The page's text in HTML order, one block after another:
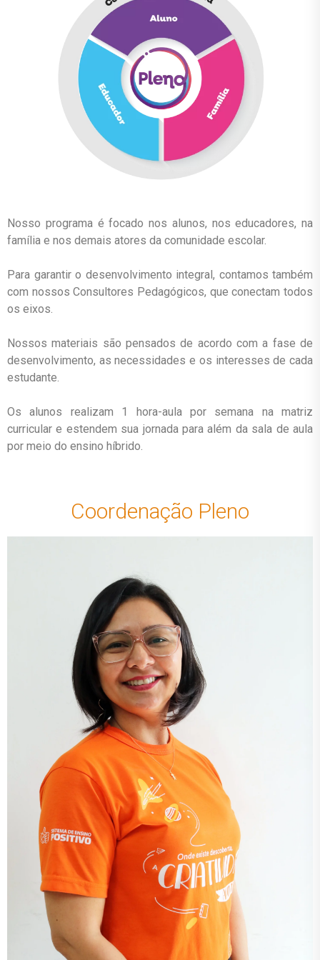
Nosso programa é focado nos alunos, nos educadores, na
família e nos demais atores da comunidade escolar.
Para garantir o desenvolvimento integral, contamos também
com nossos Consultores Pedagógicos, que conectam todos
os eixos.
Nossos materiais são pensados de acordo com a fase de
desenvolvimento, as necessidades e os interesses de cada
estudante.
Os alunos realizam 1 hora-aula por semana na matriz
curricular e estendem sua jornada para além da sala de aula
por meio do ensino híbrido.
Coordenação Pleno